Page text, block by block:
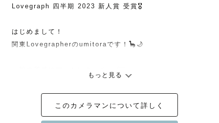
Lovegraph 四半期 2023 新人賞 受賞🎖️
はじめまして！
関東Lovegrapherのumitoraです！🦕🌙
・Instagram フォロワー40万人、1.5万人超のインフルエ
ンサー、ポートレート撮影実績有り
・初対面の方でも親しみやすいような、落ち着いた雰囲気
もっと見る
このカメラマンについて詳しく